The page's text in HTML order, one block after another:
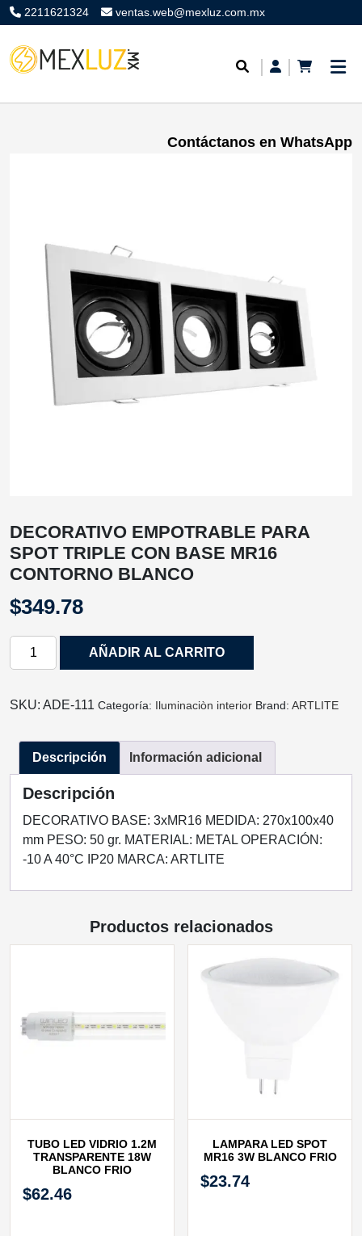
2211621324 ventas.web@mexluz.com.mx
Contáctanos en WhatsApp
DECORATIVO EMPOTRABLE PARA
SPOT TRIPLE CON BASE MR16
CONTORNO BLANCO
$349.78
DECORATIVO
SPOT
CON
BASE
MR16
CONTORNO
BLANCO
cantidad
AÑADIR AL CARRITO
SKU: ADE-111 Categoría: Iluminaciòn interior Brand: ARTLITE
Descripción Información adicional
Descripción
DECORATIVO BASE: 3xMR16 MEDIDA: 270x100x40
mm PESO: 50 gr. MATERIAL: METAL OPERACIÓN:
-10 A 40°C IP20 MARCA: ARTLITE
Productos relacionados
TUBO LED VIDRIO 1.2M
TRANSPARENTE 18W
BLANCO FRIO
$62.46
LAMPARA LED SPOT
MR16 3W BLANCO FRIO
$23.74